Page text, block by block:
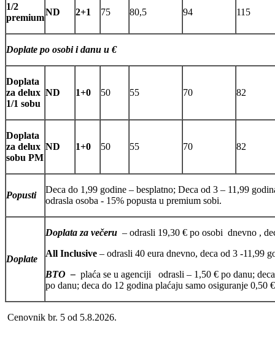
1/2
premium
ND 2+1 75 80,5 94 115
Doplate po osobi i danu u €
Doplata
za delux
1/1 sobu
ND 1+0 50 55 70 82
Doplata
za delux
sobu PM
ND 1+0 50 55 70 82
Popusti
Deca do 1,99 godine – besplatno; Deca od 3 – 11,99
odrasla osoba - 15% popusta u premium sobi.
Doplate
Doplata za večeru – odrasli 19,30 € po osobi dnevno ,
All Inclusive – odrasli 40 eura dnevno, deca od 3 -11,99
BTO – plaća se u agenciji odrasli – 1,50 € po danu;
po danu; deca do 12 godina plaćaju samo osiguranje 0,50
Cenovnik br. 5 od 5.8.2026.